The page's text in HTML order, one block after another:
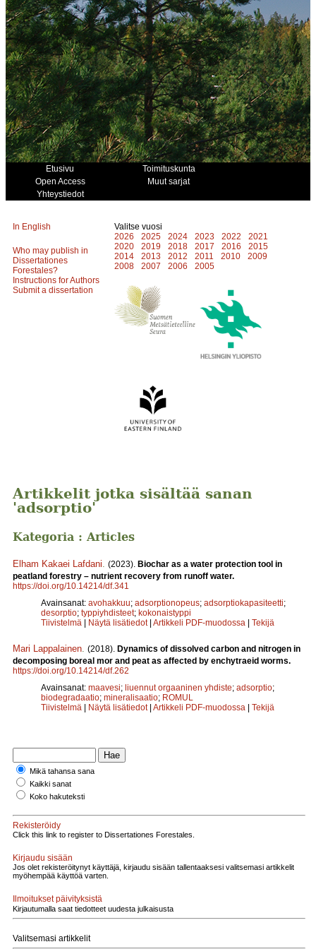
Etusivu
Toimituskunta
Open Access
Muut sarjat
Yhteystiedot
In English
Who may publish in
Dissertationes
Forestales?
Instructions for Authors
Submit a dissertation
Valitse vuosi
2026
2025 2024 2023 2022
2021
2020
2019 2018 2017 2016
2015
2014
2013 2012 2011 2010
2009
2008
2007 2006 2005
Artikkelit jotka sisältää sanan
'adsorptio'
Kategoria : Articles
Elham Kakaei Lafdani (2023). Biochar as a water protection tool in
peatland forestry – nutrient recovery from runoff water.
https://doi.org/10.14214/df.341
Avainsanat: avohakkuu; adsorptionopeus; adsorptiokapasiteetti;
desorptio; typpiyhdisteet; kokonaistyppi
Tiivistelmä | Näytä lisätiedot | Artikkeli PDF-muodossa | Tekijä
Mari Lappalainen (2018). Dynamics of dissolved carbon and nitrogen in
decomposing boreal mor and peat as affected by enchytraeid worms.
https://doi.org/10.14214/df.262
Avainsanat: maavesi; liuennut orgaaninen yhdiste; adsorptio;
biodegradaatio; mineralisaatio; ROMUL
Tiivistelmä | Näytä lisätiedot | Artikkeli PDF-muodossa | Tekijä
Mikä tahansa sana
Kaikki sanat
Koko hakuteksti
Rekisteröidy
Click this link to register to Dissertationes Forestales.
Kirjaudu sisään
Jos olet rekisteröitynyt käyttäjä, kirjaudu sisään tallentaaksesi valitsemasi artikkelit
myöhempää käyttöä varten.
Ilmoitukset päivityksistä
Kirjautumalla saat tiedotteet uudesta julkaisusta
Valitsemasi artikkelit